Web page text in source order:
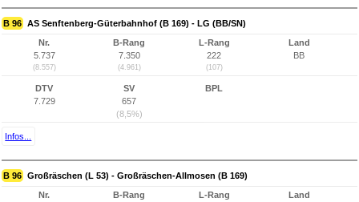
B 96 AS Senftenberg-Güterbahnhof (B 169) - LG (BB/SN)
Nr.
5.737
(8.557)
B-Rang
7.350
(4.961)
L-Rang
222
(107)
Land
BB
DTV
7.729
SV
657
(8,5%)
BPL
Infos...
B 96 Großräschen (L 53) - Großräschen-Allmosen (B 169)
Nr.
B-Rang
L-Rang
Land